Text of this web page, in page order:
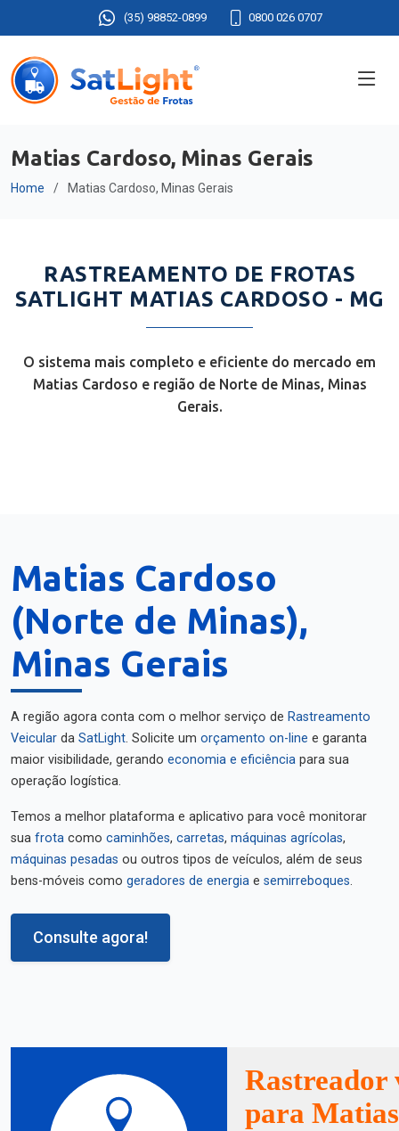
(35) 98852-0899 0800 026 0707
Matias Cardoso, Minas Gerais
Home Matias Cardoso, Minas Gerais
RASTREAMENTO DE FROTAS
SATLIGHT MATIAS CARDOSO - MG
O sistema mais completo e eficiente do mercado em
Matias Cardoso e região de Norte de Minas, Minas
Gerais.
Matias Cardoso
(Norte de Minas),
Minas Gerais
A região agora conta com o melhor serviço de Rastreamento
Veicular da SatLight. Solicite um orçamento on-line e garanta
maior visibilidade, gerando economia e eficiência para sua
operação logística.
Temos a melhor plataforma e aplicativo para você monitorar
sua frota como caminhões, carretas, máquinas agrícolas,
máquinas pesadas ou outros tipos de veículos, além de seus
bens-móveis como geradores de energia e semirreboques.
Consulte agora!
Rastreador
para